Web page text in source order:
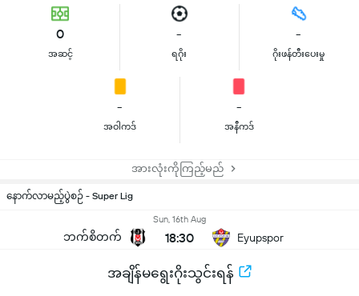
0
အဆင့်
-
ရဂိုး
-
ဂိုးဖန်တီးပေးမှု
-
အဝါကဒ်
-
အနီကဒ်
အားလုံးကိုကြည့်မည်
နောက်လာမည့်ပွဲစဉ် - Super Lig
ဘက်စိတက်
Sun, 16th Aug
18:30 Eyupspor
အချိန်မရွေးဂိုးသွင်းရန်